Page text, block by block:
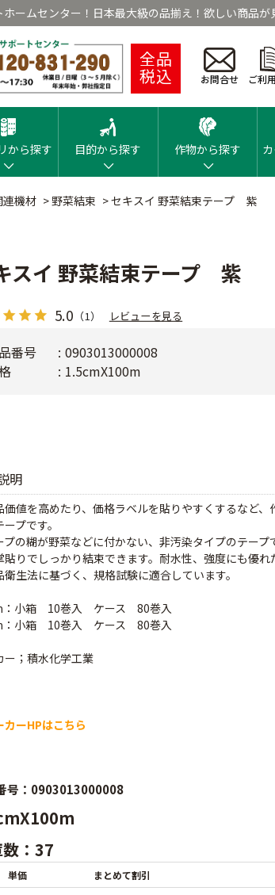
ームセンター！日本最大級の品揃え！欲しい商品が
全品
税込 お問合せ ご利
から探す 目的から探す 作物から探す
機材 >野菜結束 >セキスイ 野菜結束テープ 紫
スイ 野菜結束テープ 紫
5.0 （1） レビューを見る
明
価値を高めたり、価格ラベルを貼りやすくするなど
プです。
プの糊が野菜などに付かない、非汚染タイプのテープ
貼りでしっかり結束できます。耐水性、強度にも優れ
衛生法に基づく、規格試験に適合しています。
：小箱 10巻入 ケース 80巻入
：小箱 10巻入 ケース 80巻入
ー；積水化学工業
ーHPはこちら
番号
0903013000008
1.5cmX100m
号：0903013000008
：37
単価 まとめて割引